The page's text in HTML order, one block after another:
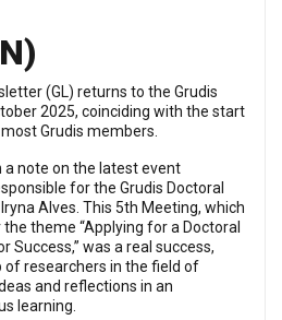
(GL) returns to the Grudis
2025, coinciding with the start
Grudis members.
a note on the latest event
for the Grudis Doctoral
Alves. This 5th Meeting, which
theme “Applying for a Doctoral
Success,” was a real success,
of researchers in the field of
and reflections in an
learning.